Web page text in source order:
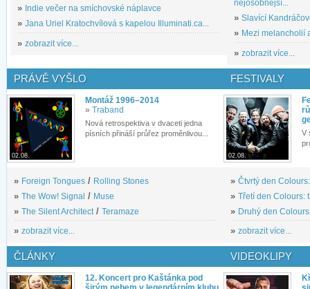
» Indie večer na smíchovské náplavce
» Jana Uriel Kratochvílová s kapelou Illuminati.ca...
» zobrazit více...
nejosobnější...
» Slavící
» Mezi melancholií
» zobrazit více...
PRÁVĚ VYŠLO
02.08.
Montáž 1996–2014
» Traband
Nová retrospektiva v dvaceti jedna
písních přináší průřez proměnlivou...
» Foreign Tongues / Rolling Stones
» The Wow! Signal / Muse
» The Silent Architect / Teramaze
» zobrazit více...
FESTIVALY
02.08.
V
» Čtvrtý den
» Třetí den Colours:
» Druhý den
» zobrazit více...
ČLÁNKY
12. Koncert pro Kaštánka pod
VIDEOKLIPY